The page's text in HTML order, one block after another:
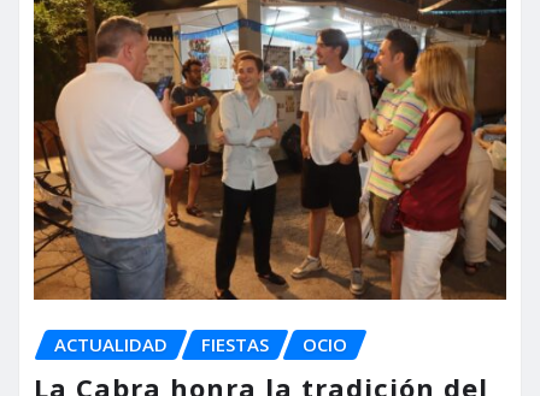
ACTUALIDAD FIESTAS OCIO
La Cabra honra la tradición del